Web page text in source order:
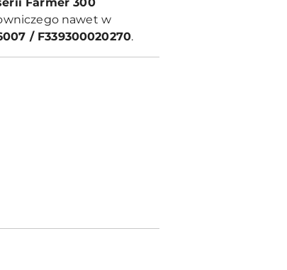
nawet w
/ F339300020270.